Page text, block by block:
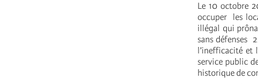
Le 10 octobre
occuper les
illégal qui
sans défenses
l’inefficacité
service public
historique de